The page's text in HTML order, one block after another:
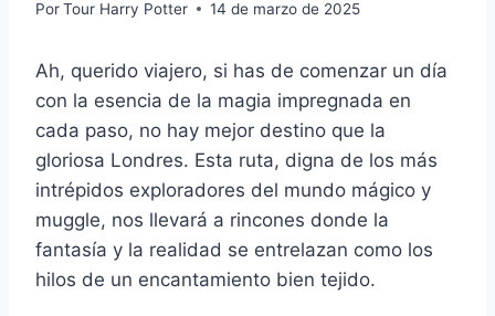
PorTour Harry Potter 14 de marzo de 2025
Ah, querido viajero, si has de comenzar un día
con la esencia de la magia impregnada en
cada paso, no hay mejor destino que la
gloriosa Londres. Esta ruta, digna de los más
intrépidos exploradores del mundo mágico y
muggle, nos llevará a rincones donde la
fantasía y la realidad se entrelazan como los
hilos de un encantamiento bien tejido.